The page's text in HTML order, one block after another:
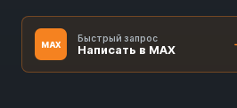
MAX
Быстрый запрос
Написать в MAX